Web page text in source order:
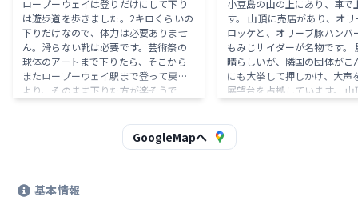
ロープーウェイは登りだけにして下り
は遊歩道を歩きました。2キロくらいの
下りだけなので、体力は必要ありませ
ん。滑らない靴は必要です。芸術祭の
球体のアートまで下りたら、そこから
またロープーウェイ駅まで登って戻る
より、そのまま下りた方が楽そうで
山登り好きな方は登っても気持ちいい
でしょう。私が下りている時は誰もい
り登っていましたが、弥山に比べれば
小豆島の山の上にあり、車で
す。 山頂に売店があり、オ
ロッケと、オリーブ豚ハンバ
もみじサイダーが名物です。 展望は素
晴らしいが、隣国の団体がこ
にも大挙して押しかけ、大声
展望台を占拠しています。 山頂駐車場
に乗った方がよさそうです。
GoogleMapへ
基本情報